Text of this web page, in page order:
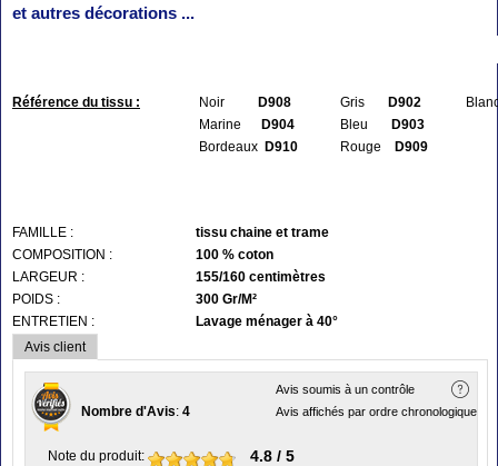
et autres décorations ...
Référence du tissu : Noir D908 Gris D902
Marine D904 Bleu D903
Bordeaux D910 Rouge D909
FAMILLE :
tissu chaine et trame
COMPOSITION :
100 % coton
LARGEUR :
155/160 centimètres
POIDS :
300 Gr/M²
ENTRETIEN :
Lavage ménager à 40°
Avis client
Avis soumis à un contrôle
Avis affichés par ordre chronologique
Nombre d'Avis: 4
Note du produit: 4.8 / 5